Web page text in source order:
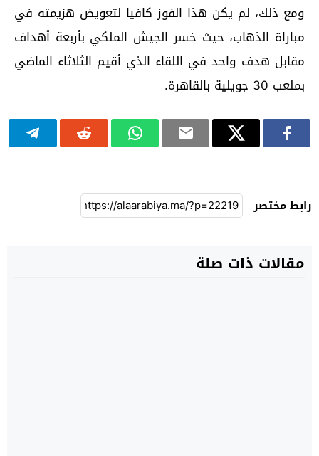
ومع ذلك، لم يكن هذا الفوز كافيا لتعويض هزيمته في
مباراة الذهاب، حيث خسر الجيش الملكي بأربعة أهداف
مقابل هدف واحد في اللقاء الذي أقيم الثلاثاء الماضي
بملعب 30 جويلية بالقاهرة.
رابط مختصر
مقالات ذات صلة